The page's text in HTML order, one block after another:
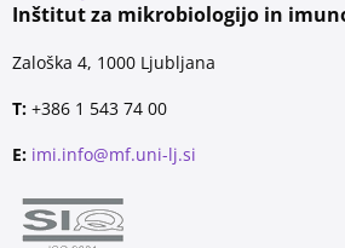
Inštitut za mikrobiologijo in
Zaloška 4, 1000 Ljubljana
T: +386 1 543 74 00
E: imi.info@mf.uni-lj.si